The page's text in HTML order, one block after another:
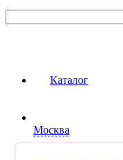
Каталог
Москва